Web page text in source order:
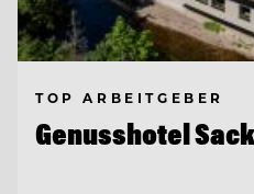
TOP ARBEITGEBER
Genusshotel